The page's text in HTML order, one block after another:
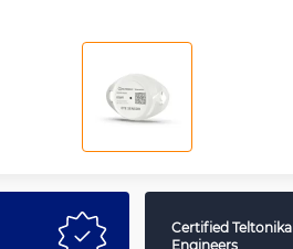
Certified Teltonika
Engineers